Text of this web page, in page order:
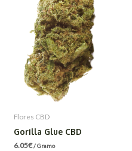
Flores CBD
Gorilla Glue CBD
6.05€/ Gramo